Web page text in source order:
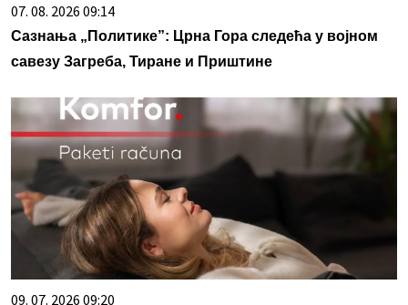
07. 08. 2026 09:14
Сазнања „Политике”: Црна Гора следећа у војном
савезу Загреба, Тиране и Приштине
09. 07. 2026 09:20